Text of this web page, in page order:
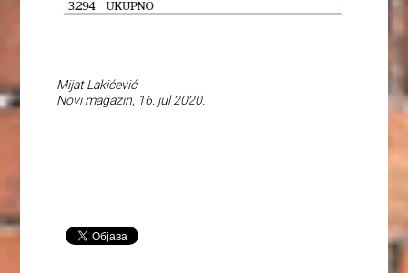
Mijat Lakićević
Novi magazin, 16. jul 2020.